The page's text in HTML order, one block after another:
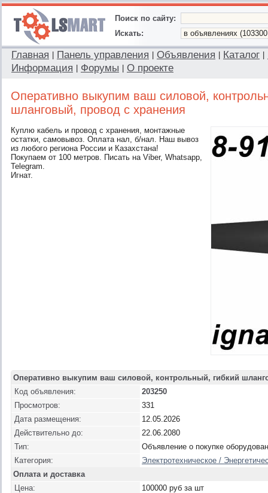
Поиск по сайту:
Искать:
Главная Панель управления Объявления Каталог
Информация
Форумы О проекте
Оперативно выкупим ваш силовой,
шланговый, провод с хранения
Куплю кабель и провод с хранения, монтажные
остатки, самовывоз. Оплата нал, б/нал. Наш вывоз
из любого региона России и Казахстана!
Покупаем от 100 метров. Писать на Viber, Whatsapp,
Telegram.
Игнат.
Оперативно выкупим ваш силовой, контрольный, гибкий
Код объявления:
203250
Просмотров:
331
Дата размещения:
12.05.2026
Действительно до:
22.06.2080
Тип:
Объявление о покупке
Категория:
Электротехническое /
Оплата и доставка
Цена:
100000 руб за шт